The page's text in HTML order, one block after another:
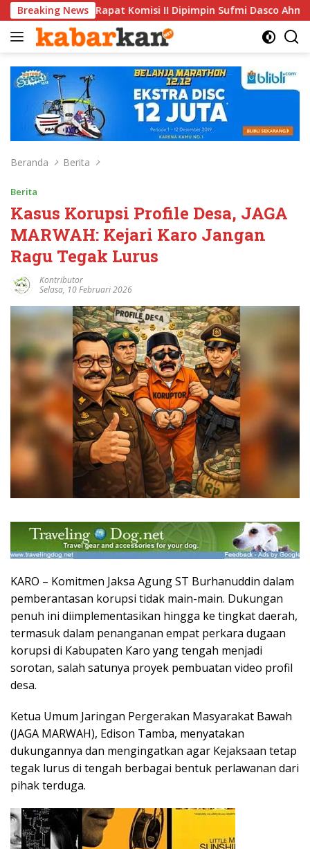
Langsung
ke
konten
Breaking News
Komisi II Dipimpin Sufmi Dasco Ahmad Jalin
Beranda Berita
Berita
Kasus Korupsi Profile Desa, JAGA
MARWAH: Kejari Karo Jangan
Ragu Tegak Lurus
Kontributor
Selasa, 10 Februari 2026
KARO – Komitmen Jaksa Agung ST Burhanuddin dalam
pemberantasan korupsi tidak main-main. Dukungan
penuh ini diimplementasikan hingga ke tingkat daerah,
termasuk dalam penanganan empat perkara dugaan
korupsi di Kabupaten Karo yang tengah menjadi
sorotan, salah satunya proyek pembuatan video profil
desa.
Ketua Umum Jaringan Pergerakan Masyarakat Bawah
(JAGA MARWAH), Edison Tamba, menyatakan
dukungannya dan mengingatkan agar Kejaksaan tetap
tegak lurus di tengah berbagai bentuk perlawanan dari
pihak terduga.